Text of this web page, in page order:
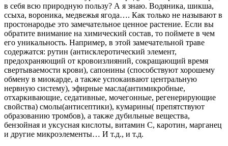
в себя всю природную пользу? А я знаю. Водяника, шикша,
ссыха, вороника, медвежья ягода…. Как только не называют в
простонародье это замечательное ценное растение. Если вы
обратите внимание на химический состав, то поймете в чем
его уникальность. Например, в этой замечательной траве
содержатся: рутин (антисклеротический элемент,
предохраняющий от кровоизлияний, сокращающий время
свертываемости крови), сапонины (способствуют хорошему
обмену в миокарде, а также успокаивают центральную
нервную систему), эфирные масла(антимикробные,
отхаркивающие, седативные, мочегонные, регенерирующие
свойства) смолы(антисептики), кумарины( препятствуют
образованию тромбов), а также дубильные вещества,
бензойная и уксусная кислоты, витамин С, каротин, марганец
и другие микроэлементы… И т.д., и т.д.